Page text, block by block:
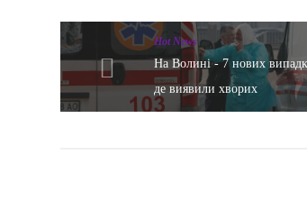
Hot News
На Волині - 7 нових
де виявили хворих